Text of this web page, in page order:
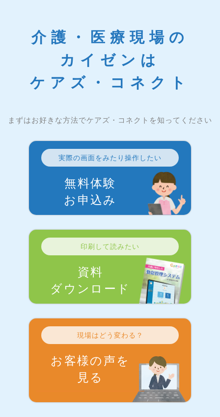
介護・医療現場の
カイゼンは
ケアズ・コネクト
まずはお好きな方法でケアズ・コネクトを知ってください
実際の画面をみたり操作したい
無料体験
お申込み
印刷して読みたい
資料
ダウンロード
現場はどう変わる？
お客様の声を
見る